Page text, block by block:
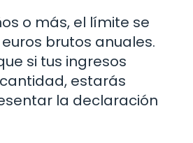
o más, el límite se
euros brutos anuales.
si tus ingresos
estarás
la declaración